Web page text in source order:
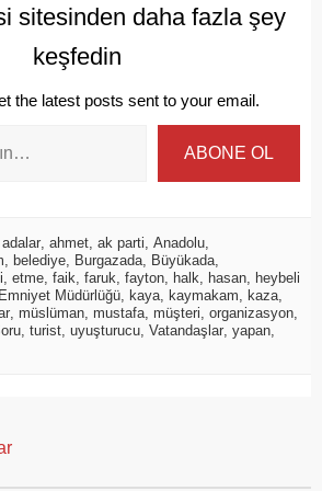
sitesinden daha fazla şey
keşfedin
the latest posts sent to your email.
ABONE OL
adalar, ahmet, ak parti, Anadolu,
, belediye, Burgazada, Büyükada,
, etme, faik, faruk, fayton, halk, hasan, heybeli
Emniyet Müdürlüğü, kaya, kaymakam, kaza,
, müslüman, mustafa, müşteri, organizasyon,
, turist, uyuşturucu, Vatandaşlar, yapan,